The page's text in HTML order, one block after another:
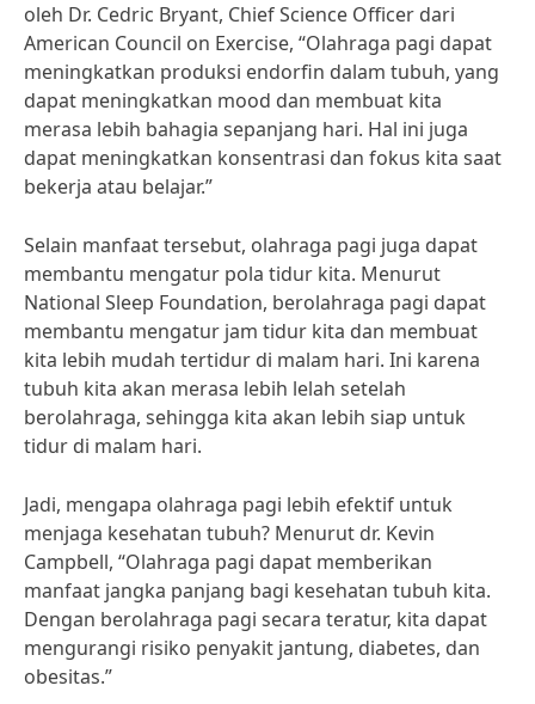
oleh Dr. Cedric Bryant, Chief Science Officer dari
American Council on Exercise, “Olahraga pagi dapat
meningkatkan produksi endorfin dalam tubuh, yang
dapat meningkatkan mood dan membuat kita
merasa lebih bahagia sepanjang hari. Hal ini juga
dapat meningkatkan konsentrasi dan fokus kita saat
bekerja atau belajar.”
Selain manfaat tersebut, olahraga pagi juga dapat
membantu mengatur pola tidur kita. Menurut
National Sleep Foundation, berolahraga pagi dapat
membantu mengatur jam tidur kita dan membuat
kita lebih mudah tertidur di malam hari. Ini karena
tubuh kita akan merasa lebih lelah setelah
berolahraga, sehingga kita akan lebih siap untuk
tidur di malam hari.
Jadi, mengapa olahraga pagi lebih efektif untuk
menjaga kesehatan tubuh? Menurut dr. Kevin
Campbell, “Olahraga pagi dapat memberikan
manfaat jangka panjang bagi kesehatan tubuh kita.
Dengan berolahraga pagi secara teratur, kita dapat
mengurangi risiko penyakit jantung, diabetes, dan
obesitas.”